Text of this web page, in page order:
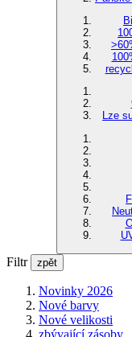
Lze
Filtr zpět
Novinky 2026
Nové barvy
Nové velikosti
zbývající zásoby